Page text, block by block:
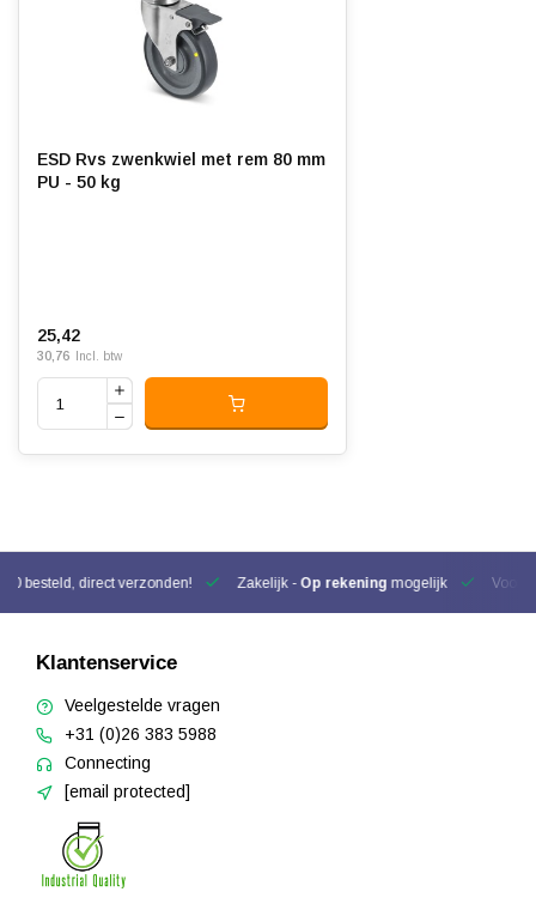
ESD Rvs zwenkwiel met rem 80 mm
PU - 50 kg
25,42
30,76 Incl. btw
besteld, direct verzonden! Zakelijk - Op rekening mogelijk Voor
Klantenservice
Veelgestelde vragen
+31 (0)26 383 5988
Connecting
[email protected]